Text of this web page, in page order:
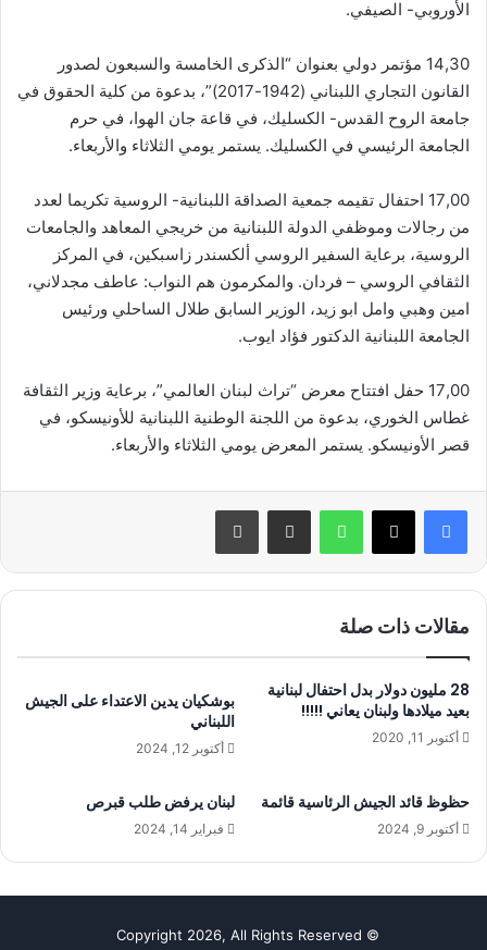
الأوروبي- الصيفي.
14,30 مؤتمر دولي بعنوان “الذكرى الخامسة والسبعون لصدور
القانون التجاري اللبناني (1942-2017)”، بدعوة من كلية الحقوق في
جامعة الروح القدس- الكسليك، في قاعة جان الهوا، في حرم
الجامعة الرئيسي في الكسليك. يستمر يومي الثلاثاء والأربعاء.
17,00 احتفال تقيمه جمعية الصداقة اللبنانية- الروسية تكريما لعدد
من رجالات وموظفي الدولة اللبنانية من خريجي المعاهد والجامعات
الروسية، برعاية السفير الروسي ألكسندر زاسبكين، في المركز
الثقافي الروسي – فردان. والمكرمون هم النواب: عاطف مجدلاني،
امين وهبي وامل ابو زيد، الوزير السابق طلال الساحلي ورئيس
الجامعة اللبنانية الدكتور فؤاد ايوب.
17,00 حفل افتتاح معرض “تراث لبنان العالمي”، برعاية وزير الثقافة
غطاس الخوري، بدعوة من اللجنة الوطنية اللبنانية للأونيسكو، في
قصر الأونيسكو. يستمر المعرض يومي الثلاثاء والأربعاء.
واتساب مشاركة عبر البريد طباعة
مقالات ذات صلة
28 مليون دولار بدل احتفال لبنانية
بعيد ميلادها ولبنان يعاني !!!!!
أكتوبر 11, 2020
بوشكيان يدين الاعتداء على الجيش
اللبناني
أكتوبر 12, 2024
حظوظ قائد الجيش الرئاسية قائمة
أكتوبر 9, 2024
لبنان يرفض طلب قبرص
فبراير 14, 2024
© Copyright 2026, All Rights Reserved